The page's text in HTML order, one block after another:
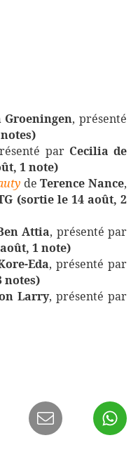
Groeningen, présenté
par Cecilia de
1 note)
deTerence Nance,
(sortie le 14 août, 2
Attia, présenté par
1 note)
Eda, présenté par
notes)
Larry, présenté par